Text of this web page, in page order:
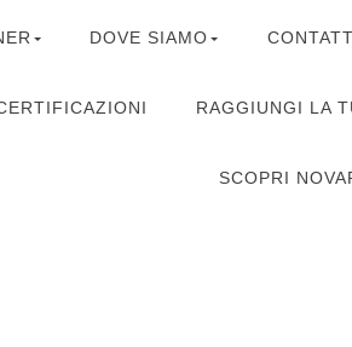
DOVE SIAMO
RAGGIUNGI LA
SCOPRI